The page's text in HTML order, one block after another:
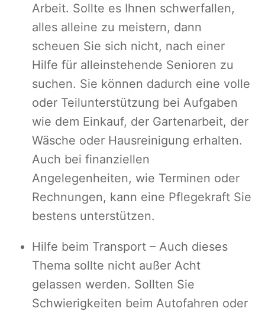
Arbeit. Sollte es Ihnen schwerfallen,
alles alleine zu meistern, dann
scheuen Sie sich nicht, nach einer
Hilfe für alleinstehende Senioren zu
suchen. Sie können dadurch eine volle
oder Teilunterstützung bei Aufgaben
wie dem Einkauf, der Gartenarbeit, der
Wäsche oder Hausreinigung erhalten.
Auch bei finanziellen
Angelegenheiten, wie Terminen oder
Rechnungen, kann eine Pflegekraft Sie
bestens unterstützen.
Hilfe beim Transport – Auch dieses
Thema sollte nicht außer Acht
gelassen werden. Sollten Sie
Schwierigkeiten beim Autofahren oder